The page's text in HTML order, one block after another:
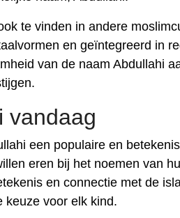
te vinden in andere
en geïntegreerd in
van de naam Abdullahi
vandaag
een populaire en
eren bij het noemen van
en connectie met de
keuze voor elk kind.